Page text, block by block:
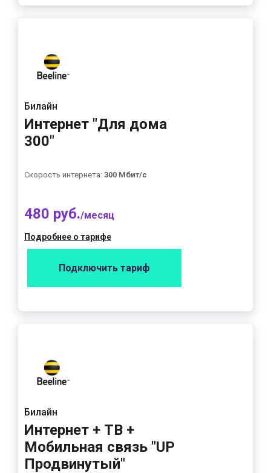
Билайн
Интернет "Для дома
300"
Скорость интернета: 300 Мбит/с
480 руб./месяц
Подробнее о тарифе
Подключить тариф
Билайн
Интернет + ТВ +
Мобильная связь "UP
Продвинутый"